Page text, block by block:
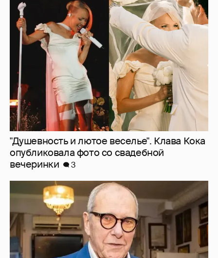
"Душевность и лютое веселье". Клава Кока
опубликовала фото со свадебной
вечеринки
3
Эммануил Виторган показал фото
младшей дочери в честь её дня рождения
7